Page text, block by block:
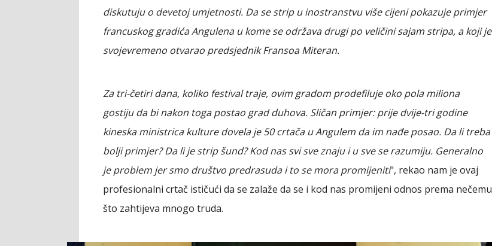
diskutuju o devetoj umjetnosti. Da se strip u inostranstvu više cijeni pokazuje primjer
francuskog gradića Angulena u kome se održava drugi po veličini sajam stripa, a koji je
svojevremeno otvarao predsjednik Fransoa Miteran.
Za tri-četiri dana, koliko festival traje, ovim gradom prodefiluje oko pola miliona
gostiju da bi nakon toga postao grad duhova. Sličan primjer: prije dvije-tri godine
kineska ministrica kulture dovela je 50 crtača u Angulem da im nađe posao. Da li treba
bolji primjer? Da li je strip šund? Kod nas svi sve znaju i u sve se razumiju. Generalno
je problem jer smo društvo predrasuda i to se mora promijeniti", rekao nam je ovaj
profesionalni crtač ističući da se zalaže da se i kod nas promijeni odnos prema nečemu
što zahtijeva mnogo truda.